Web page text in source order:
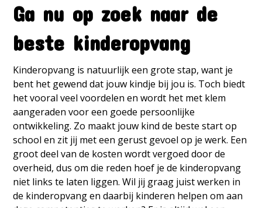
Ga nu op zoek naar de
beste kinderopvang
Kinderopvang is natuurlijk een grote stap, want je
bent het gewend dat jouw kindje bij jou is. Toch biedt
het vooral veel voordelen en wordt het met klem
aangeraden voor een goede persoonlijke
ontwikkeling. Zo maakt jouw kind de beste start op
school en zit jij met een gerust gevoel op je werk. Een
groot deel van de kosten wordt vergoed door de
overheid, dus om die reden hoef je de kinderopvang
niet links te laten liggen. Wil jij graag juist werken in
de kinderopvang en daarbij kinderen helpen om aan